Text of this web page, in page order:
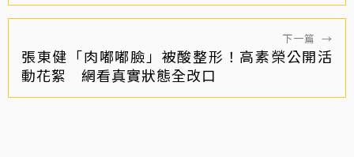
下一篇 →
張東健「肉嘟嘟臉」被酸整形！高素榮公開活
動花絮 網看真實狀態全改口